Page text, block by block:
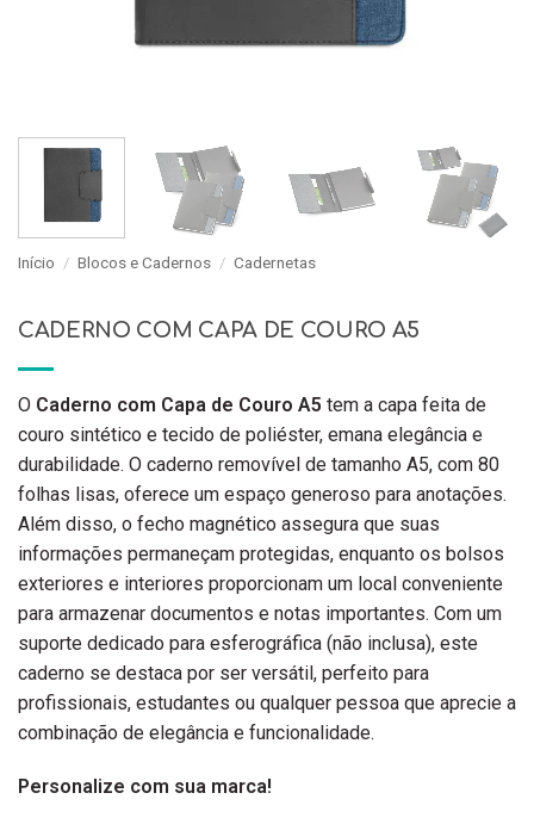
Início / Blocos e Cadernos / Cadernetas
CADERNO COM CAPA DE COURO A5
O Caderno com Capa de Couro A5 tem a capa feita de
couro sintético e tecido de poliéster, emana elegância e
durabilidade. O caderno removível de tamanho A5, com 80
folhas lisas, oferece um espaço generoso para anotações.
Além disso, o fecho magnético assegura que suas
informações permaneçam protegidas, enquanto os bolsos
exteriores e interiores proporcionam um local conveniente
para armazenar documentos e notas importantes. Com um
suporte dedicado para esferográfica (não inclusa), este
caderno se destaca por ser versátil, perfeito para
profissionais, estudantes ou qualquer pessoa que aprecie a
combinação de elegância e funcionalidade.
Personalize com sua marca!